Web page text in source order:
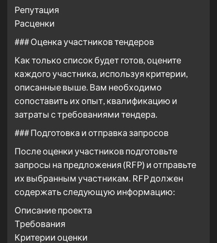
Репутация
Расценки
### Оценка участников тендеров
Как только список будет готов, оцените
каждого участника, используя критерии,
описанные выше. Вам необходимо
сопоставить их опыт, квалификацию и
затраты с требованиями тендера.
### Подготовка и отправка запросов
После оценки участников подготовьте
запросы на предложения (RFP) и отправьте
их выбранным участникам. RFP должен
содержать следующую информацию:
Описание проекта
Требования
Критерии оценки